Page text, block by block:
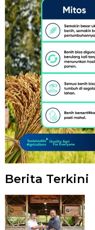
Berita Terkini